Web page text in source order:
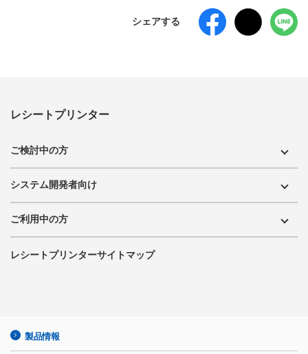
シェアする
レシートプリンター
ご検討中の方
システム開発者向け
ご利用中の方
レシートプリンターサイトマップ
製品情報